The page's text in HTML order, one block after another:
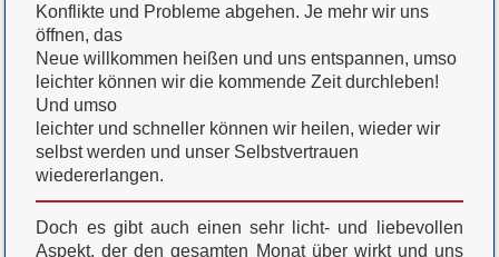
Konflikte und Probleme abgehen. Je mehr wir uns
öffnen, das
Neue willkommen heißen und uns entspannen, umso
leichter können wir die kommende Zeit durchleben!
Und umso
leichter und schneller können wir heilen, wieder wir
selbst werden und unser Selbstvertrauen
wiedererlangen.
Doch es gibt auch einen sehr licht- und liebevollen
Aspekt, der den gesamten Monat über wirkt und uns